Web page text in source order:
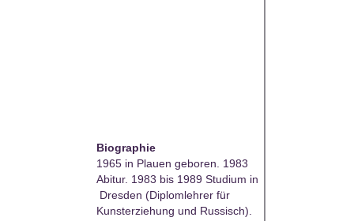
Biographie
1965 in Plauen geboren. 1983
Abitur. 1983 bis 1989 Studium in
Dresden (Diplomlehrer für
Kunsterziehung und Russisch).